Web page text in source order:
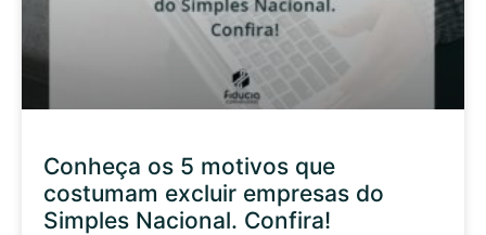
Conheça os 5 motivos que
costumam excluir empresas do
Simples Nacional. Confira!